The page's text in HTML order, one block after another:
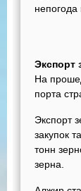
Экспорт
На
порта
Экспорт
закупок
тонн
зерна.